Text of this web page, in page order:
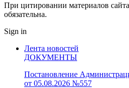
При цитировании материалов
обязательна.
Sign in
Лента новостей
ДОКУМЕНТЫ
Постановление
от 05.08.2026 №557